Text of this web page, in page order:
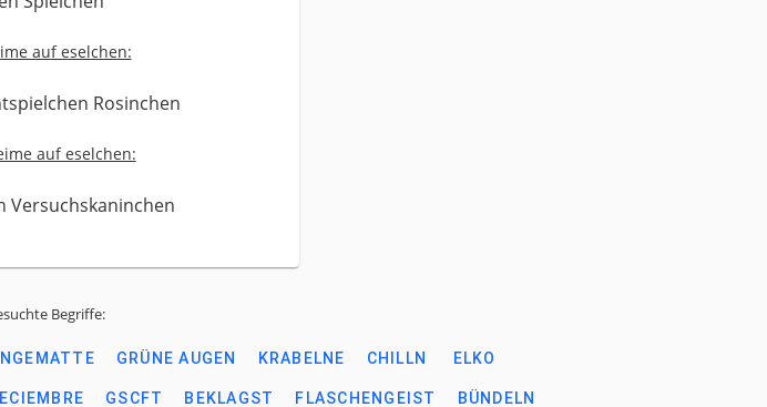
auf eselchen:
Rosinchen
auf eselchen:
Versuchskaninchen
Begriffe:
GRÜNE AUGEN KRABELNE CHILLN ELKO
GSCFT BEKLAGST FLASCHENGEIST BÜNDELN